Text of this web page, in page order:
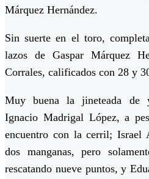
Márquez Hernández.
Sin suerte en el toro,
lazos de Gaspar Márquez
Corrales, calificados con 28 y
Muy buena la jineteada de
Ignacio Madrigal López, a
encuentro con la cerril; Israel
dos manganas, pero
rescatando nueve puntos, y